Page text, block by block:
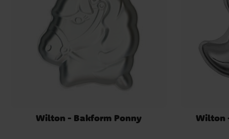
Wilton - Bakform Ponny Wilton